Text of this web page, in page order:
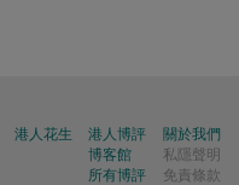
港人花生
港人博評
博客館
所有博評
關於我們
私隱聲明
免責條款